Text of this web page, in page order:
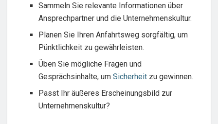
Sammeln Sie relevante Informationen über
Ansprechpartner und die Unternehmenskultur.
Planen Sie Ihren Anfahrtsweg sorgfältig, um
Pünktlichkeit zu gewährleisten.
Üben Sie mögliche Fragen und
Gesprächsinhalte, umSicherheit zu gewinnen.
Passt Ihr äußeres Erscheinungsbild zur
Unternehmenskultur?